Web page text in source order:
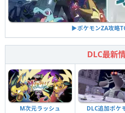
▶︎ポケモンZA攻略
DLC最新
M次元ラッシュ DLC追加ポケ